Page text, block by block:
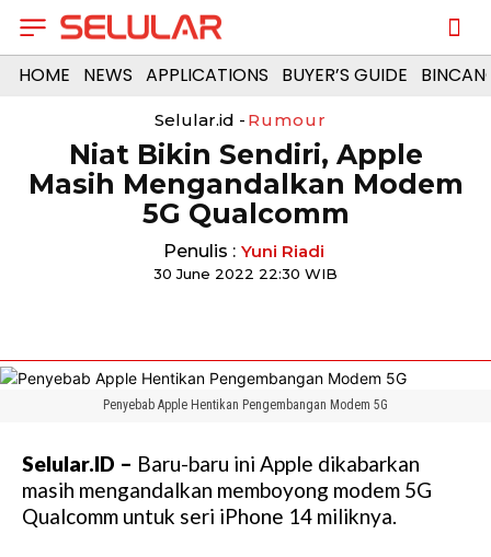
HOME NEWS APPLICATIONS BUYER’S GUIDE
Selular.id - Rumour
Niat Bikin Sendiri, Apple
Masih Mengandalkan Modem
5G Qualcomm
Penulis : Yuni Riadi
30 June 2022 22:30 WIB
Penyebab Apple Hentikan Pengembangan Modem 5G
Selular.ID – Baru-baru ini Apple dikabarkan
masih mengandalkan memboyong modem 5G
Qualcomm untuk seri iPhone 14 miliknya.